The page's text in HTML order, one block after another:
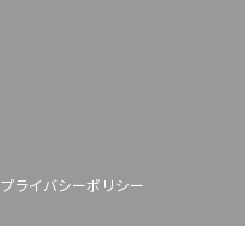
プライバシーポリシー